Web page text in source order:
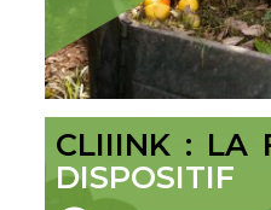
CLIIINK : LA
DISPOSITIF